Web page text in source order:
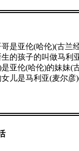
是亚伦(哈伦)(古兰
的孩子的叫做马利
亚伦(哈伦)的妹妹(
儿是马利亚(麦尔彦